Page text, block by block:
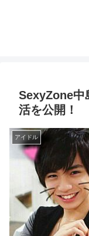
SexyZone中
活を公開！
アイドル